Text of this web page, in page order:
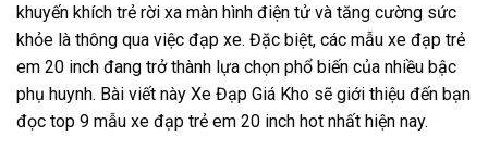
khuyến khích trẻ rời xa màn hình điện tử và tăng cường sức
khỏe là thông qua việc đạp xe. Đặc biệt, các mẫu xe đạp trẻ
em 20 inch đang trở thành lựa chọn phổ biến của nhiều bậc
phụ huynh. Bài viết này Xe Đạp Giá Kho sẽ giới thiệu đến bạn
đọc top 9 mẫu xe đạp trẻ em 20 inch hot nhất hiện nay.